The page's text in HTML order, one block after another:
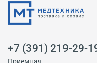
+7 (391) 219-29-